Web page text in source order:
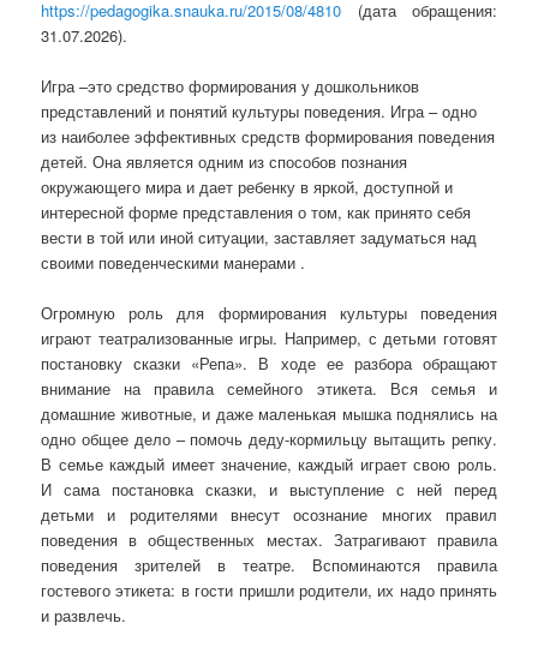
https://pedagogika.snauka.ru/2015/08/4810 (дата обращения:
31.07.2026).
Игра –это средство формирования у дошкольников
представлений и понятий культуры поведения. Игра – одно
из наиболее эффективных средств формирования поведения
детей. Она является одним из способов познания
окружающего мира и дает ребенку в яркой, доступной и
интересной форме представления о том, как принято себя
вести в той или иной ситуации, заставляет задуматься над
своими поведенческими манерами .
Огромную роль для формирования культуры поведения
играют театрализованные игры. Например, с детьми готовят
постановку сказки «Репа». В ходе ее разбора обращают
внимание на правила семейного этикета. Вся семья и
домашние животные, и даже маленькая мышка поднялись на
одно общее дело – помочь деду-кормильцу вытащить репку.
В семье каждый имеет значение, каждый играет свою роль.
И сама постановка сказки, и выступление с ней перед
детьми и родителями внесут осознание многих правил
поведения в общественных местах. Затрагивают правила
поведения зрителей в театре. Вспоминаются правила
гостевого этикета: в гости пришли родители, их надо принять
и развлечь.